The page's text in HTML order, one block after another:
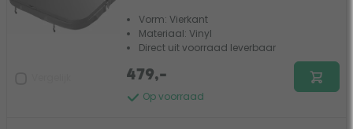
Vorm: Vierkant
Materiaal: Vinyl
Direct uit voorraad leverbaar
Op voorraad
479,-